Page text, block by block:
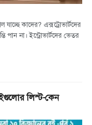
কাদের? এক্সট্রোভার্টদের
পান না। ইন্ট্রোভার্টদের ভেতর
লিস্ট-কেন